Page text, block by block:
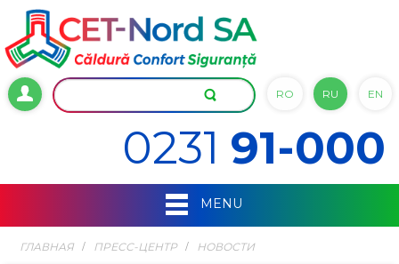
RO RU EN
0231 91-000
MENU
ГЛАВНАЯ ПРЕСС-ЦЕНТР НОВОСТИ